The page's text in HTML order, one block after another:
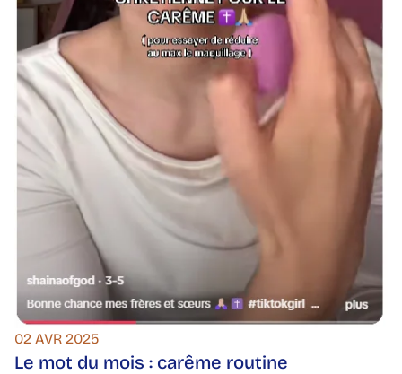
02 AVR 2025
Le mot du mois : carême routine